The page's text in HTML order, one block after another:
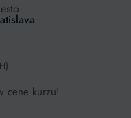
cene kurzu!